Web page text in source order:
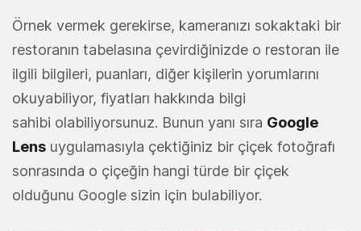
Örnek vermek gerekirse, kameranızı sokaktaki bir
restoranın tabelasına çevirdiğinizde o restoran ile
ilgili bilgileri, puanları, diğer kişilerin yorumlarını
okuyabiliyor, fiyatları hakkında bilgi
sahibi olabiliyorsunuz. Bunun yanı sıra Google
Lens uygulamasıyla çektiğiniz bir çiçek fotoğrafı
sonrasında o çiçeğin hangi türde bir çiçek
olduğunu Google sizin için bulabiliyor.